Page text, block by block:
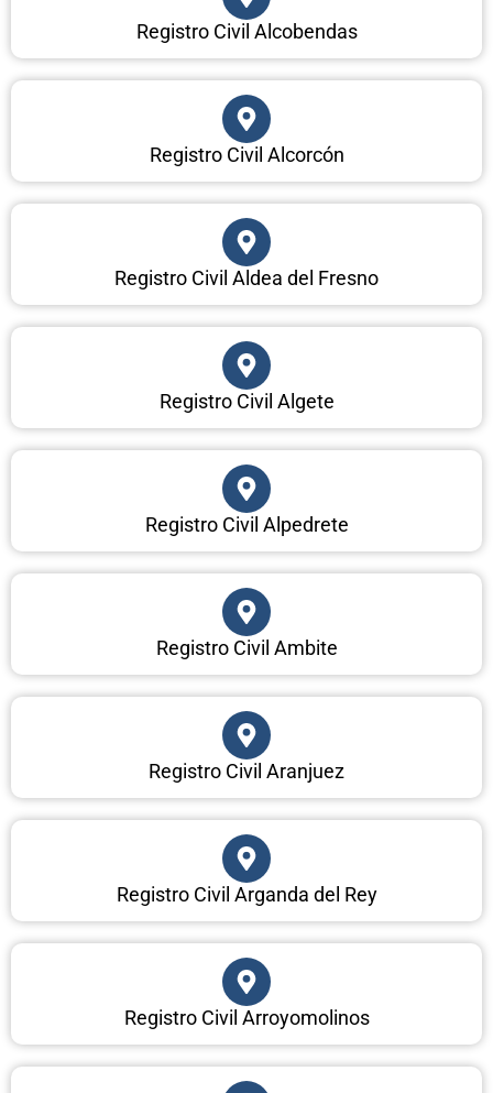
Registro Civil Alcobendas
Registro Civil Alcorcón
Registro Civil Aldea del Fresno
Registro Civil Algete
Registro Civil Alpedrete
Registro Civil Ambite
Registro Civil Aranjuez
Registro Civil Arganda del Rey
Registro Civil Arroyomolinos